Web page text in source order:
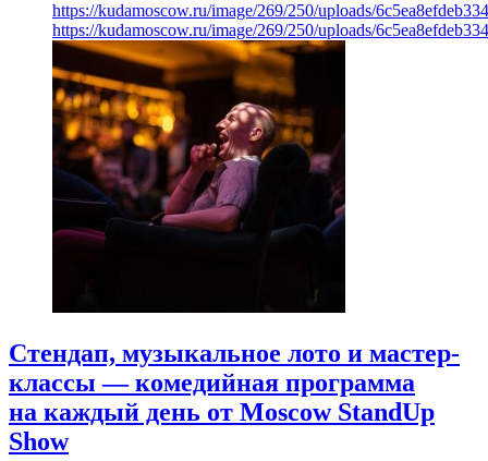
https://kudamoscow.ru/image/269/250/uploads/
https://kudamoscow.ru/image/269/250/uploads/
Стендап, музыкальное лото и мастер-
классы — комедийная программа
на каждый день от Moscow StandUp
Show